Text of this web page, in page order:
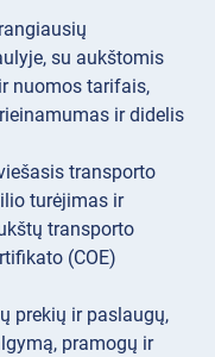
su aukštomis
nuomos tarifais,
ir didelis
transporto
turėjimas ir
transporto
(COE)
prekių ir paslaugų,
pramogų ir